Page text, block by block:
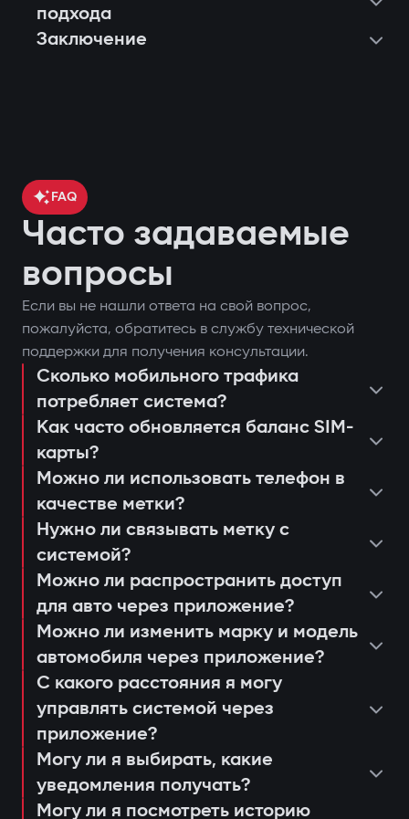
контроль местоположения
автомобиля через GPS;
блокировка двигателя при попытке
несанкционированного запуска;
уведомления через приложение
Gazer Car;
дистанционный автозапуск
двигателя;
ведение журнала событий и попыток
доступа;
анализ движения и истории поездок.
Защита от «электронной удочки»
Использование цифровой метки с
шифрованием AES128, которую
невозможно продлить или заменить. Это
предотвращает «релейные атаки» даже
при наличии скопированного ключа.
Авторизация владельца по метке
При открытии дверей или запуске
двигателя система ищет метку
владельца. Если её нет рядом —
двигатель блокируется, а владелец
мгновенно получает уведомление через
поставить или снять автомобиль с
охраны;
запустить двигатель дистанционно;
просмотреть последние
срабатывания или действия системы;
настроить push-уведомления и
сценарии доступа для членов семьи
или сервисных работников;
получать напоминания о
техобслуживании или обновлении
прошивки (Smart Update).
консультация и подбор оптимальной
системы;
установка и программирование
модулей;
проверка соединения и качества
сигнала 4G LTE;
объяснение пользователю работы и
управления через приложение Gazer
Car;
выдача гарантийного талона и
активация 3-летней поддержки.
подхода
Заключение
FAQ
Часто задаваемые
вопросы
Если вы не нашли ответа на свой вопрос,
пожалуйста, обратитесь в службу технической
поддержки для получения консультации.
Сколько мобильного трафика
потребляет система?
Как часто обновляется баланс SIM-
карты?
Можно ли использовать телефон в
качестве метки?
Нужно ли связывать метку с
системой?
Можно ли распространить доступ
для авто через приложение?
Можно ли изменить марку и модель
автомобиля через приложение?
С какого расстояния я могу
управлять системой через
приложение?
Могу ли я выбирать, какие
уведомления получать?
Могу ли я посмотреть историю